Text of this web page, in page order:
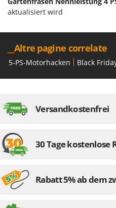
aktualisiert wird
__Altre pagine correlate
5-PS-Motorhacken Black
Versandkostenfrei
30 Tage kostenlose
Rabatt 5% ab dem